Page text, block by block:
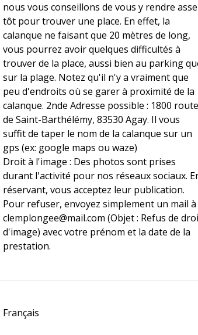
nous vous conseillons de vous y rendre
tôt pour trouver une place. En effet, la
calanque ne faisant que 20 mètres de long,
vous pourrez avoir quelques difficultés à
trouver de la place, aussi bien au parking
sur la plage. Notez qu'il n'y a vraiment que
peu d'endroits où se garer à proximité de la
calanque. 2nde Adresse possible : 1800 route
de Saint-Barthélémy, 83530 Agay. Il vous
suffit de taper le nom de la calanque sur un
gps (ex: google maps ou waze)
Droit à l'image : Des photos sont prises
durant l'activité pour nos réseaux sociaux.
réservant, vous acceptez leur publication.
Pour refuser, envoyez simplement un mail à
clemplongee@mail.com (Objet : Refus de
d'image) avec votre prénom et la date de la
prestation.
Français